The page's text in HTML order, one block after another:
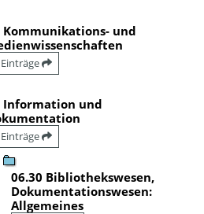
Kommunikations- und
Information und
06.30 Bibliothekswesen,
Dokumentationswesen:
Allgemeines